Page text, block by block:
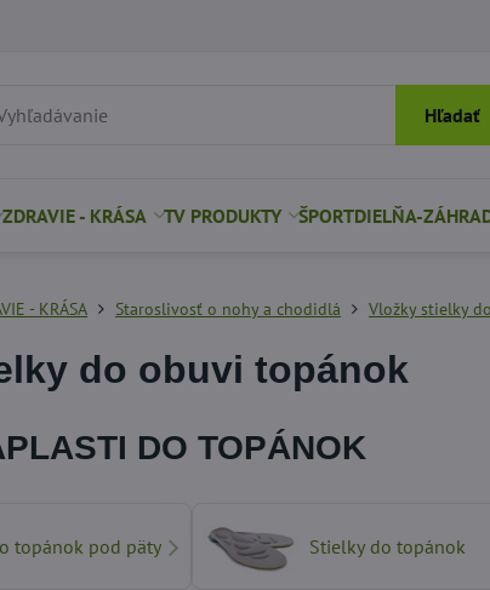
Hľadať
ZDRAVIE - KRÁSA TV PRODUKTY ŠPORTDIELŇA-
- KRÁSA Staroslivosť o nohy a chodidlá Vložky stielky
do obuvi topánok
DO TOPÁNOK
topánok pod päty Stielky do topánok